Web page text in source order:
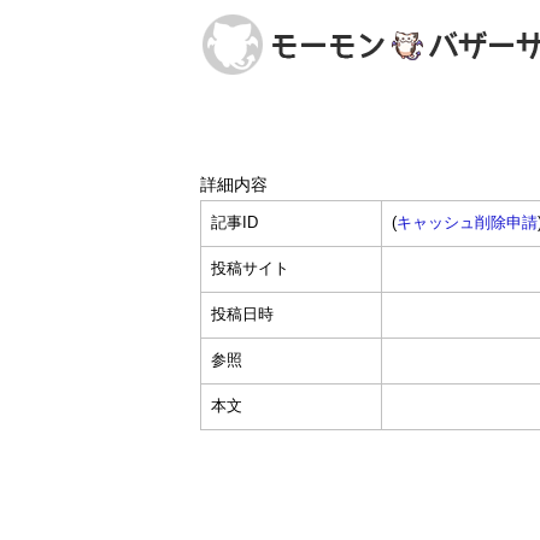
詳細内容
記事ID (キャッシュ削除申請
投稿サイト
投稿日時
参照
本文